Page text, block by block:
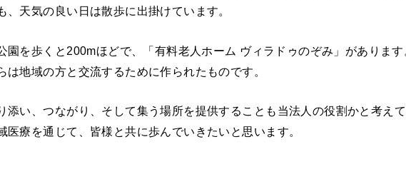
、天気の良い日は散歩に出掛けています。
園を歩くと200mほどで、「有料老人ホーム ヴィラドゥのぞみ」がありま
は地域の方と交流するために作られたものです。
添い、つながり、そして集う場所を提供することも当法人の役割かと考え
医療を通じて、皆様と共に歩んでいきたいと思います。